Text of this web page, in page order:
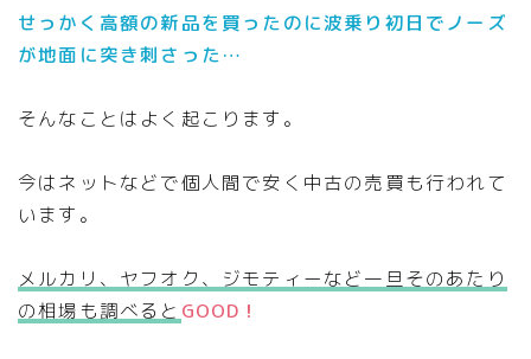
せっかく高額の新品を買ったのに波乗り初日でノーズ
が地面に突き刺さった…
そんなことはよく起こります。
今はネットなどで個人間で安く中古の売買も行われて
います。
メルカリ、ヤフオク、ジモティーなど一旦そのあたり
の相場も調べると GOOD！